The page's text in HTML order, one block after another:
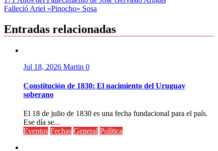
de
entradas
Falleció Ariel «Pinocho» Sosa
Entradas relacionadas
Jul 18, 2026 Martin 0
Constitución de 1830: El nacimiento del Uruguay
soberano
El 18 de julio de 1830 es una fecha fundacional para el país.
Ese día se...
Eventos Fechas General Política